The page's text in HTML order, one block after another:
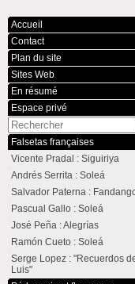
Accueil
Contact
Plan du site
Sites Web
En résumé
Espace privé
Falsetas françaises
Vicente Pradal : Siguiriya
Andrés Serrita : Soleá
Salvador Paterna :
Pascual Gallo : Soleá
José Peña : Alegrías
Ramón Cueto : Soleá
Serge Lopez : "Recuerdos
Luis"